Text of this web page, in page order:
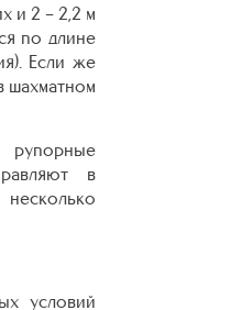
и 2 – 2,2 м
по длине
Если же
шахматном
рупорные
в
условий